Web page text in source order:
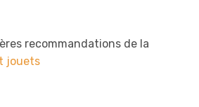
recommandations de la
jouets